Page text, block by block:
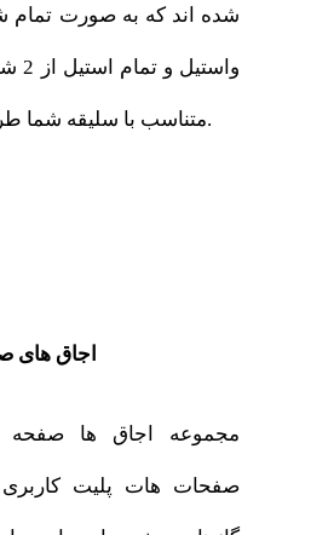
شده اند که به صورت
متناسب با سلیقه شما طراحی شده اند.
اجاق های
مجموعه اجاق ها صفحه
صفحات هات پلیت